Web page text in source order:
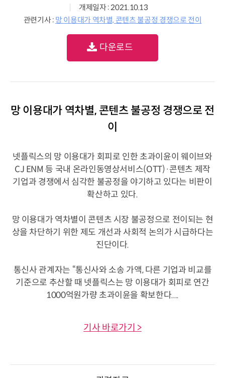
개제일자 : 2021.10.13
관련기사 : 망 이용대가 역차별, 콘텐츠 불공정 경쟁으로 전이
다운로드
망 이용대가 역차별, 콘텐츠 불공정 경쟁으로 전
이
넷플릭스의 망 이용대가 회피로 인한 초과이윤이 웨이브와
CJ ENM 등 국내 온라인동영상서비스(OTT)·콘텐츠 제작
기업과 경쟁에서 심각한 불공정을 야기하고 있다는 비판이
확산하고 있다.
망 이용대가 역차별이 콘텐츠 시장 불공정으로 전이되는 현
상을 차단하기 위한 제도 개선과 사회적 논의가 시급하다는
진단이다.
통신사 관계자는 “통신사와 소송 가액, 다른 기업과 비교를
기준으로 추산할 때 넷플릭스는 망 이용대가 회피로 연간
1000억원가량 초과이윤을 확보한다....
기사 바로가기 >